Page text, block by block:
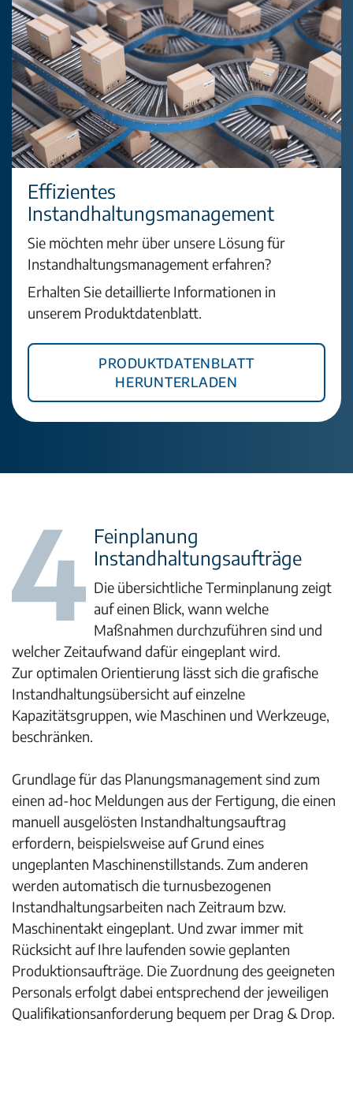
Effizientes
Instandhaltungsmanagement
Sie möchten mehr über unsere Lösung für
Instandhaltungsmanagement erfahren?
Erhalten Sie detaillierte Informationen in
unserem Produktdatenblatt.
Produktdatenblatt
herunterladen
Feinplanung
Instandhaltungsaufträge
Die übersichtliche Terminplanung zeigt
auf einen Blick, wann welche
Maßnahmen durchzuführen sind und
welcher Zeitaufwand dafür eingeplant wird.
Zur optimalen Orientierung lässt sich die grafische
Instandhaltungsübersicht auf einzelne
Kapazitätsgruppen, wie Maschinen und Werkzeuge,
beschränken.
Grundlage für das Planungsmanagement sind zum
einen ad-hoc Meldungen aus der Fertigung, die einen
manuell ausgelösten Instandhaltungsauftrag
erfordern, beispielsweise auf Grund eines
ungeplanten Maschinenstillstands. Zum anderen
werden automatisch die turnusbezogenen
Instandhaltungsarbeiten nach Zeitraum bzw.
Maschinentakt eingeplant. Und zwar immer mit
Rücksicht auf Ihre laufenden sowie geplanten
Produktionsaufträge. Die Zuordnung des geeigneten
Personals erfolgt dabei entsprechend der jeweiligen
Qualifikationsanforderung bequem per Drag & Drop.